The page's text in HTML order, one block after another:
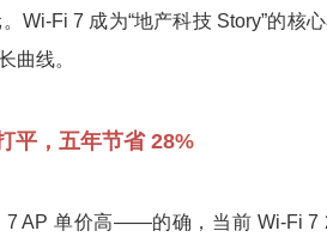
Wi-Fi 7 成为“地产科技 Story”的核
曲线。
平，五年节省 28%
7 AP 单价高——的确，当前 Wi-Fi 7